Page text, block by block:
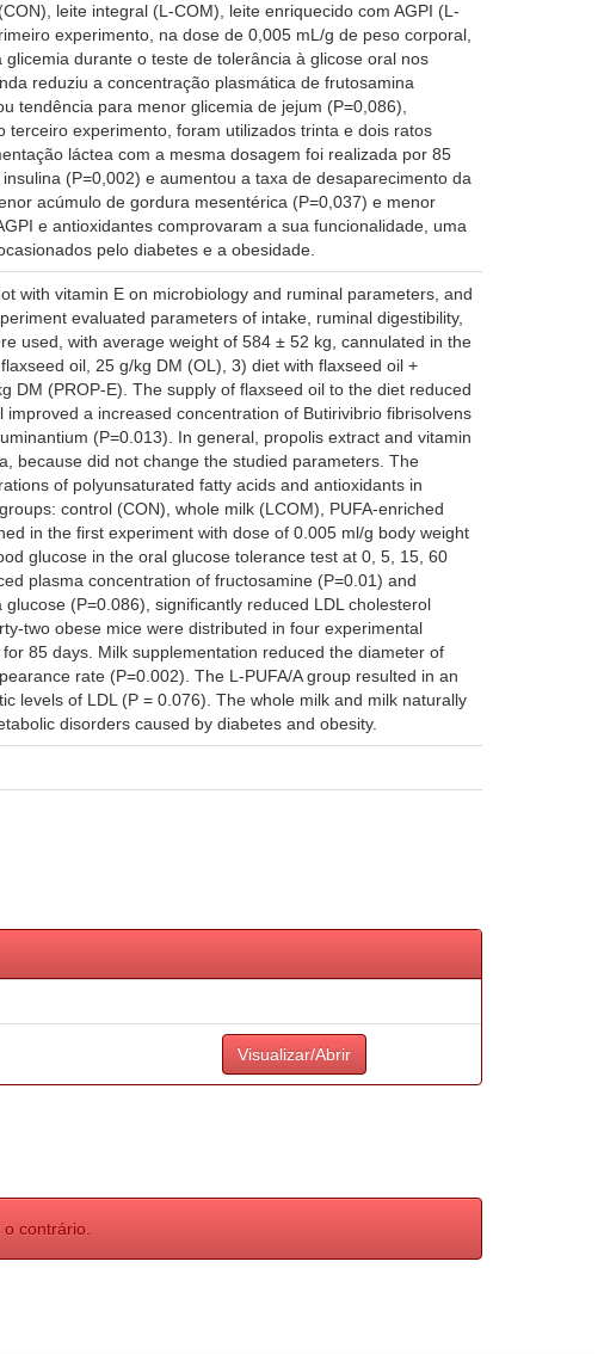
leite integral (L-COM), leite enriquecido com AGPI (L-
experimento, na dose de 0,005 mL/g de peso corporal,
durante o teste de tolerância à glicose oral nos
reduziu a concentração plasmática de frutosamina
tendência para menor glicemia de jejum (P=0,086),
experimento, foram utilizados trinta e dois ratos
láctea com a mesma dosagem foi realizada por 85
(P=0,002) e aumentou a taxa de desaparecimento da
acúmulo de gordura mesentérica (P=0,037) e menor
e antioxidantes comprovaram a sua funcionalidade, uma
pelo diabetes e a obesidade.
with vitamin E on microbiology and ruminal parameters, and
evaluated parameters of intake, ruminal digestibility,
used, with average weight of 584 ± 52 kg, cannulated in the
oil, 25 g/kg DM (OL), 3) diet with flaxseed oil +
DM (PROP-E). The supply of flaxseed oil to the diet reduced
a increased concentration of Butirivibrio fibrisolvens
(P=0.013). In general, propolis extract and vitamin
because did not change the studied parameters. The
of polyunsaturated fatty acids and antioxidants in
control (CON), whole milk (LCOM), PUFA-enriched
in the first experiment with dose of 0.005 ml/g body weight
glucose in the oral glucose tolerance test at 0, 5, 15, 60
plasma concentration of fructosamine (P=0.01) and
(P=0.086), significantly reduced LDL cholesterol
two obese mice were distributed in four experimental
85 days. Milk supplementation reduced the diameter of
rate (P=0.002). The L-PUFA/A group resulted in an
levels of LDL (P = 0.076). The whole milk and milk naturally
disorders caused by diabetes and obesity.
Visualizar/Abrir
contrário.